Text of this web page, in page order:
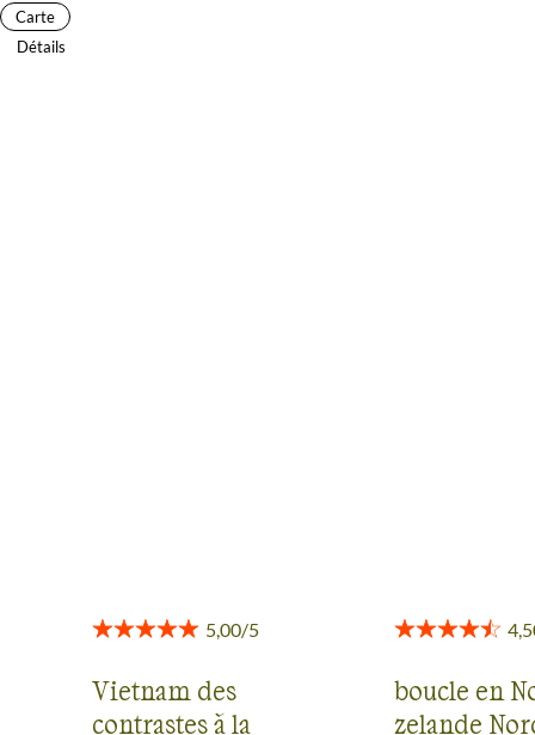
Carte
Détails
Vietnam des
contrastes à la
boucle en
zelande